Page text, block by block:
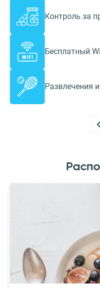
Контроль за
Бесплатный
Развлечения